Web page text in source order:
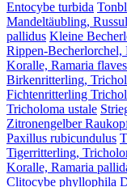
Entocybe turbida
Mandeltäubling,
pallidus Kleine
Rippen-Becherlorchel,
Koralle, Ramaria
Birkenritterling,
Fichtenritterling
Tricholoma ustale
Zitronengelber
Paxillus rubicundulus
Tigerritterling,
Koralle, Ramaria
Clitocybe phyllophila